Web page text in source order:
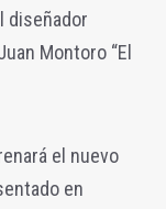
diseñador
Montoro “El
el nuevo
en